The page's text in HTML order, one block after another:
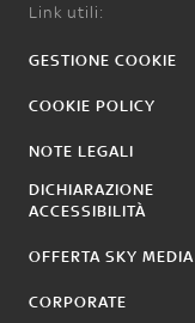
Link utili:
GESTIONE COOKIE
COOKIE POLICY
NOTE LEGALI
DICHIARAZIONE
ACCESSIBILITÀ
OFFERTA SKY MEDIA
CORPORATE